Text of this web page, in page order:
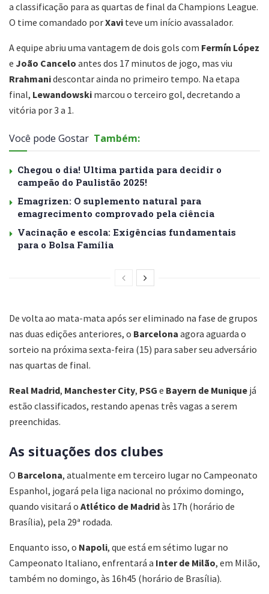
a classificação para as quartas de final da Champions League.
O time comandado porXavi teve um início avassalador.
A equipe abriu uma vantagem de dois gols com Fermín López
e João Cancelo antes dos 17 minutos de jogo, mas viu
Rrahmanidescontar ainda no primeiro tempo. Na etapa
final, Lewandowski marcou o terceiro gol, decretando a
vitória por 3 a 1.
Você pode Gostar Também:
Chegou o dia! Ultima partida para decidir o
campeão do Paulistão 2025!
Emagrizen: O suplemento natural para
emagrecimento comprovado pela ciência
Vacinação e escola: Exigências fundamentais
para o Bolsa Família
De volta ao mata-mata após ser eliminado na fase de grupos
nas duas edições anteriores, o Barcelona agora aguarda o
sorteio na próxima sexta-feira (15) para saber seu adversário
nas quartas de final.
Real Madrid, Manchester City, PSG e Bayern de Munique já
estão classificados, restando apenas três vagas a serem
preenchidas.
As situações dos clubes
O Barcelona, atualmente em terceiro lugar no Campeonato
Espanhol, jogará pela liga nacional no próximo domingo,
quando visitará o Atlético de Madridàs 17h (horário de
Brasília), pela 29ª rodada.
Enquanto isso, o Napoli, que está em sétimo lugar no
Campeonato Italiano, enfrentará a Inter de Milão, em Milão,
também no domingo, às 16h45 (horário de Brasília).